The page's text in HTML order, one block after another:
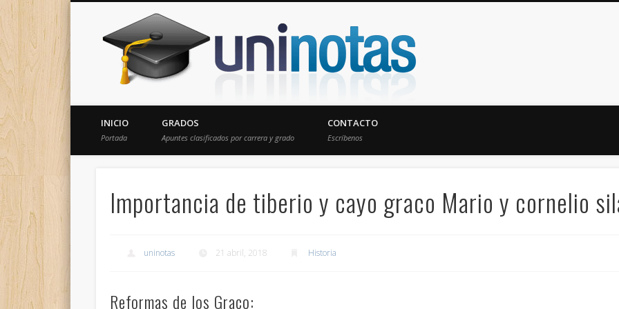
Donde encontrarás todas los apuntes de tu carrera
INICIO
Portada
GRADOS
Apuntes clasificados por carrera y grado
CONTACTO
Escríbenos
Importancia de tiberio y cayo graco Mario y cornelio
uninotas 21 abril, 2018 Historia
Reformas de los Graco: